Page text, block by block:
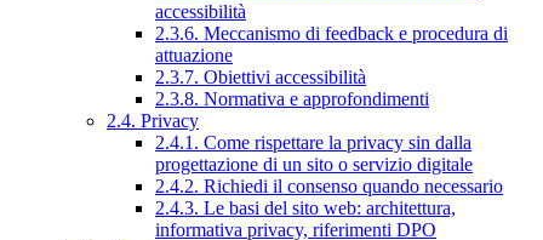
accessibilità
2.3.6. Meccanismo di feedback e procedura di
attuazione
2.3.7. Obiettivi accessibilità
2.3.8. Normativa e approfondimenti
2.4. Privacy
2.4.1. Come rispettare la privacy sin dalla
progettazione di un sito o servizio digitale
2.4.2. Richiedi il consenso quando necessario
2.4.3. Le basi del sito web: architettura,
informativa privacy, riferimenti DPO